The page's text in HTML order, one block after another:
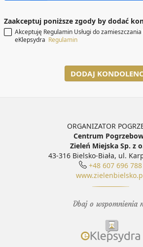
Zaakceptuj poniższe zgody by dodać
Akceptuję Regulamin Usługi do
eKlepsydra Regulamin
DODAJ
ORGANIZATOR
Centrum
Zieleń Miejska Sp. z
43-316 Bielsko-Biała, ul.
+48 607 696 788
Dbaj o wspomnienia